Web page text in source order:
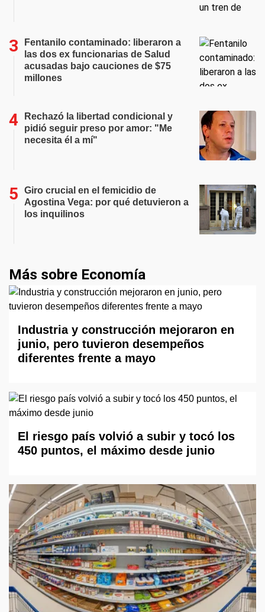
Fentanilo contaminado: liberaron a
las dos ex funcionarias de Salud
acusadas bajo cauciones de $75
millones
Rechazó la libertad condicional y
pidió seguir preso por amor: "Me
necesita él a mí"
Giro crucial en el femicidio de
Agostina Vega: por qué detuvieron a
los inquilinos
Más sobre Economía
Industria y construcción mejoraron en
junio, pero tuvieron desempeños
diferentes frente a mayo
El riesgo país volvió a subir y tocó los
450 puntos, el máximo desde junio